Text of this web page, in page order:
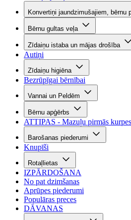
Konvertiņi jaundzimušajiem, bērnu
Bērnu gultas veļa
Zīdaiņu istaba un mājas drošība
Autiņi
Zīdaiņu higiēna
Bezrūpīgai bērnībai
Vannai un Peldēm
Bērnu apģērbs
ATTIPAS - Mazuļu pirmās kurpes
Barošanas piederumi
Knupīši
Rotaļlietas
IZPĀRDOŠANA
No pat dzimšanas
Aprūpes piederumi
Populāras preces
DĀVANAS